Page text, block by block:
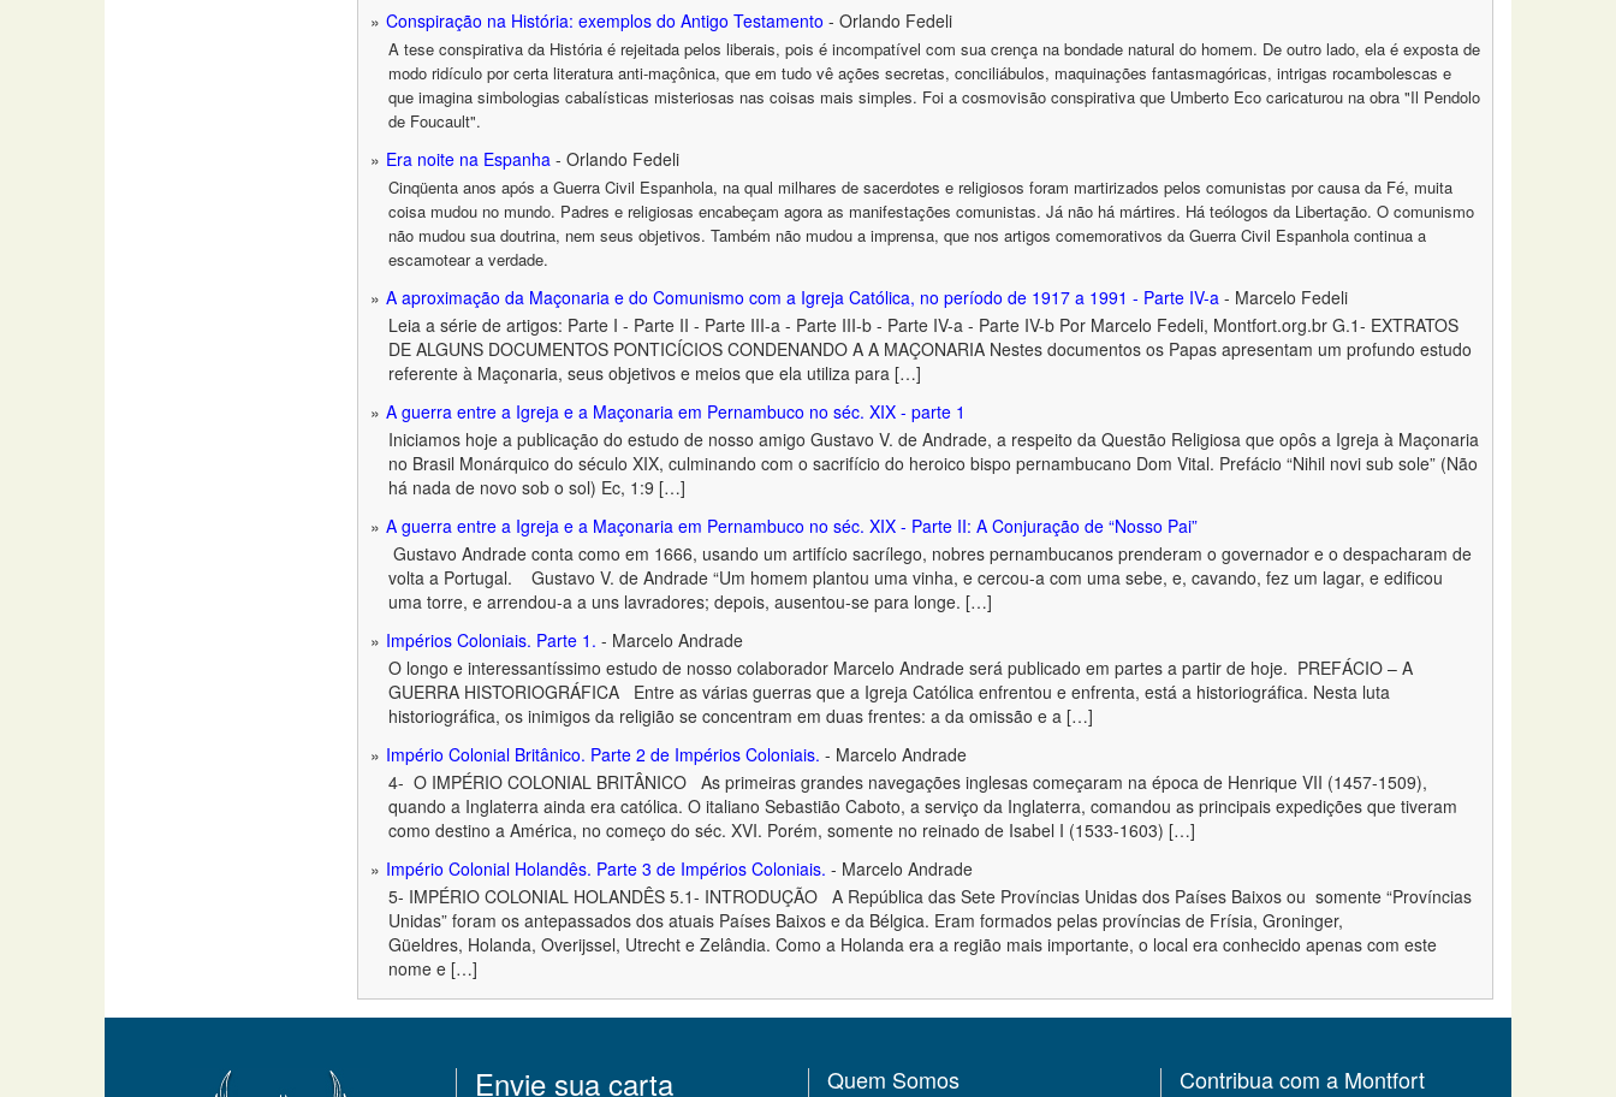
Conspiração na História: exemplos do Antigo Testamento - Orlando Fedeli
A tese conspirativa da História é rejeitada pelos liberais, pois é incompatível com sua crença na bondade natural do homem. De outro lado, ela é exposta de
modo ridículo por certa literatura anti-maçônica, que em tudo vê ações secretas, conciliábulos, maquinações fantasmagóricas, intrigas rocambolescas e
que imagina simbologias cabalísticas misteriosas nas coisas mais simples. Foi a cosmovisão conspirativa que Umberto Eco caricaturou na obra "Il Pendolo
de Foucault".
Era noite na Espanha - Orlando Fedeli
Cinqüenta anos após a Guerra Civil Espanhola, na qual milhares de sacerdotes e religiosos foram martirizados pelos comunistas por causa da Fé, muita
coisa mudou no mundo. Padres e religiosas encabeçam agora as manifestações comunistas. Já não há mártires. Há teólogos da Libertação. O comunismo
não mudou sua doutrina, nem seus objetivos. Também não mudou a imprensa, que nos artigos comemorativos da Guerra Civil Espanhola continua a
escamotear a verdade.
A aproximação da Maçonaria e do Comunismo com a Igreja Católica, no período de 1917 a 1991 - Parte IV-a - Marcelo Fedeli
Leia a série de artigos: Parte I - Parte II - Parte III-a - Parte III-b - Parte IV-a - Parte IV-b Por Marcelo Fedeli, Montfort.org.br G.1- EXTRATOS
DE ALGUNS DOCUMENTOS PONTICÍCIOS CONDENANDO A A MAÇONARIA Nestes documentos os Papas apresentam um profundo estudo
referente à Maçonaria, seus objetivos e meios que ela utiliza para […]
A guerra entre a Igreja e a Maçonaria em Pernambuco no séc. XIX - parte 1
Iniciamos hoje a publicação do estudo de nosso amigo Gustavo V. de Andrade, a respeito da Questão Religiosa que opôs a Igreja à Maçonaria
no Brasil Monárquico do século XIX, culminando com o sacrifício do heroico bispo pernambucano Dom Vital. Prefácio “Nihil novi sub sole” (Não
há nada de novo sob o sol) Ec, 1:9 […]
A guerra entre a Igreja e a Maçonaria em Pernambuco no séc. XIX - Parte II: A Conjuração de “Nosso Pai”
Gustavo Andrade conta como em 1666, usando um artifício sacrílego, nobres pernambucanos prenderam o governador e o despacharam de
volta a Portugal. Gustavo V. de Andrade “Um homem plantou uma vinha, e cercou-a com uma sebe, e, cavando, fez um lagar, e edificou
uma torre, e arrendou-a a uns lavradores; depois, ausentou-se para longe. […]
Impérios Coloniais. Parte 1. - Marcelo Andrade
O longo e interessantíssimo estudo de nosso colaborador Marcelo Andrade será publicado em partes a partir de hoje. PREFÁCIO – A
GUERRA HISTORIOGRÁFICA Entre as várias guerras que a Igreja Católica enfrentou e enfrenta, está a historiográfica. Nesta luta
historiográfica, os inimigos da religião se concentram em duas frentes: a da omissão e a […]
Império Colonial Britânico. Parte 2 de Impérios Coloniais. - Marcelo Andrade
4- O IMPÉRIO COLONIAL BRITÂNICO As primeiras grandes navegações inglesas começaram na época de Henrique VII (1457-1509),
quando a Inglaterra ainda era católica. O italiano Sebastião Caboto, a serviço da Inglaterra, comandou as principais expedições que tiveram
como destino a América, no começo do séc. XVI. Porém, somente no reinado de Isabel I (1533-1603) […]
Império Colonial Holandês. Parte 3 de Impérios Coloniais. - Marcelo Andrade
5- IMPÉRIO COLONIAL HOLANDÊS 5.1- INTRODUÇÃO A República das Sete Províncias Unidas dos Países Baixos ou somente “Províncias
Unidas” foram os antepassados dos atuais Países Baixos e da Bélgica. Eram formados pelas províncias de Frísia, Groninger,
Güeldres, Holanda, Overijssel, Utrecht e Zelândia. Como a Holanda era a região mais importante, o local era conhecido apenas com este
nome e […]
Envie sua carta Quem Somos Contribua com a Montfort